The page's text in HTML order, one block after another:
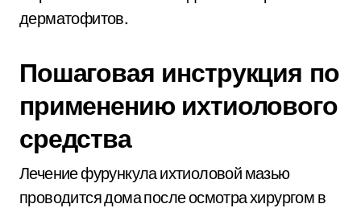
дерматофитов.
Пошаговая инструкция по
применению ихтиолового
средства
Лечение фурункула ихтиоловой мазью
проводится дома после осмотра хирургом в